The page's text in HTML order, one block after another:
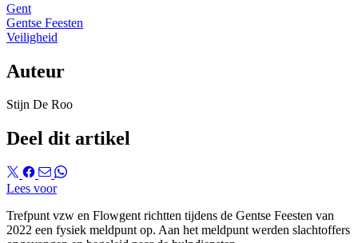
Gent
Gentse Feesten
Veiligheid
Auteur
Stijn De Roo
Deel dit artikel
Lees voor
Trefpunt vzw en Flowgent richtten tijdens de Gentse Feesten van
2022 een fysiek meldpunt op. Aan het meldpunt werden slachtoffers